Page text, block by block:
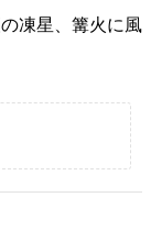
凍星、篝火に風